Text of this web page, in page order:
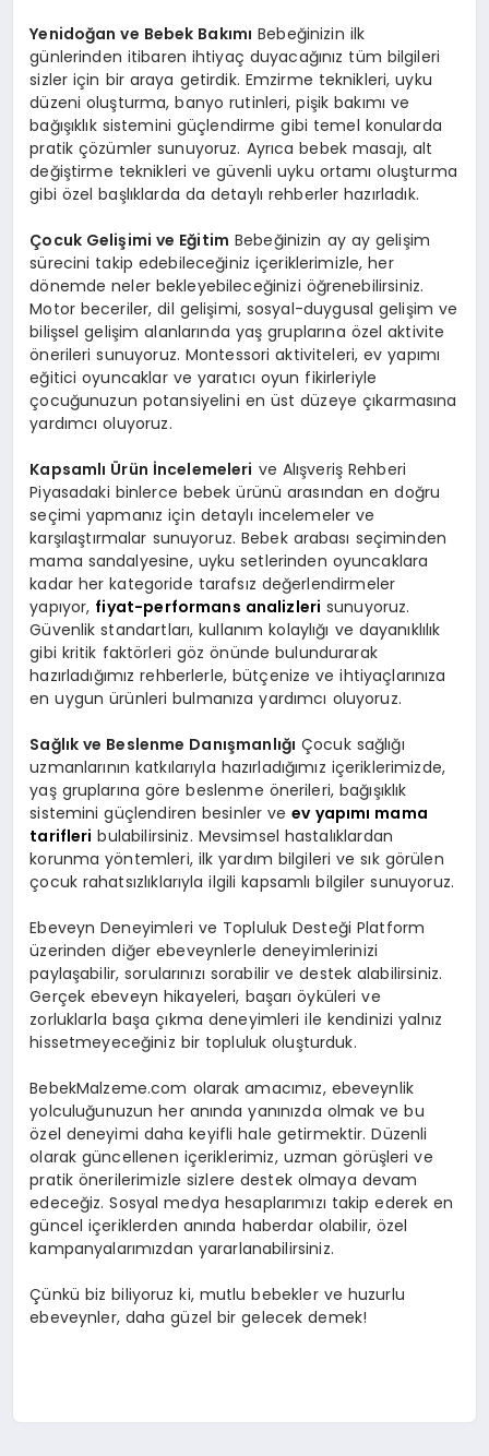
Yenidoğan ve Bebek Bakımı Bebeğinizin ilk
günlerinden itibaren ihtiyaç duyacağınız tüm bilgileri
sizler için bir araya getirdik. Emzirme teknikleri, uyku
düzeni oluşturma, banyo rutinleri, pişik bakımı ve
bağışıklık sistemini güçlendirme gibi temel konularda
pratik çözümler sunuyoruz. Ayrıca bebek masajı, alt
değiştirme teknikleri ve güvenli uyku ortamı oluşturma
gibi özel başlıklarda da detaylı rehberler hazırladık.
Çocuk Gelişimi ve Eğitim Bebeğinizin ay ay gelişim
sürecini takip edebileceğiniz içeriklerimizle, her
dönemde neler bekleyebileceğinizi öğrenebilirsiniz.
Motor beceriler, dil gelişimi, sosyal-duygusal gelişim ve
bilişsel gelişim alanlarında yaş gruplarına özel aktivite
önerileri sunuyoruz. Montessori aktiviteleri, ev yapımı
eğitici oyuncaklar ve yaratıcı oyun fikirleriyle
çocuğunuzun potansiyelini en üst düzeye çıkarmasına
yardımcı oluyoruz.
Kapsamlı Ürün İncelemeleri ve Alışveriş Rehberi
Piyasadaki binlerce bebek ürünü arasından en doğru
seçimi yapmanız için detaylı incelemeler ve
karşılaştırmalar sunuyoruz. Bebek arabası seçiminden
mama sandalyesine, uyku setlerinden oyuncaklara
kadar her kategoride tarafsız değerlendirmeler
yapıyor, fiyat-performans analizleri sunuyoruz.
Güvenlik standartları, kullanım kolaylığı ve dayanıklılık
gibi kritik faktörleri göz önünde bulundurarak
hazırladığımız rehberlerle, bütçenize ve ihtiyaçlarınıza
en uygun ürünleri bulmanıza yardımcı oluyoruz.
Sağlık ve Beslenme Danışmanlığı Çocuk sağlığı
uzmanlarının katkılarıyla hazırladığımız içeriklerimizde,
yaş gruplarına göre beslenme önerileri, bağışıklık
sistemini güçlendiren besinler veev yapımı mama
tarifleri bulabilirsiniz. Mevsimsel hastalıklardan
korunma yöntemleri, ilk yardım bilgileri ve sık görülen
çocuk rahatsızlıklarıyla ilgili kapsamlı bilgiler sunuyoruz.
Ebeveyn Deneyimleri ve Topluluk Desteği Platform
üzerinden diğer ebeveynlerle deneyimlerinizi
paylaşabilir, sorularınızı sorabilir ve destek alabilirsiniz.
Gerçek ebeveyn hikayeleri, başarı öyküleri ve
zorluklarla başa çıkma deneyimleri ile kendinizi yalnız
hissetmeyeceğiniz bir topluluk oluşturduk.
BebekMalzeme.com olarak amacımız, ebeveynlik
yolculuğunuzun her anında yanınızda olmak ve bu
özel deneyimi daha keyifli hale getirmektir. Düzenli
olarak güncellenen içeriklerimiz, uzman görüşleri ve
pratik önerilerimizle sizlere destek olmaya devam
edeceğiz. Sosyal medya hesaplarımızı takip ederek en
güncel içeriklerden anında haberdar olabilir, özel
kampanyalarımızdan yararlanabilirsiniz.
Çünkü biz biliyoruz ki, mutlu bebekler ve huzurlu
ebeveynler, daha güzel bir gelecek demek!